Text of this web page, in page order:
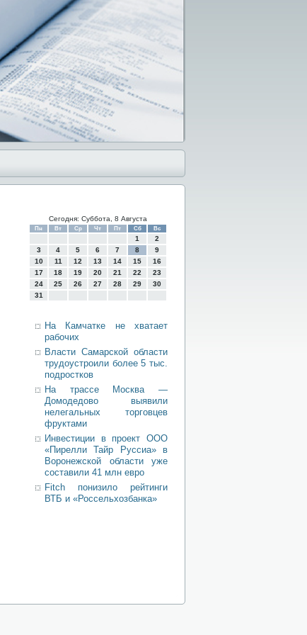
Сегодня: Суббота, 8 Августа
Пн Вт Ср Чт Пт Сб Вс
1
2
3
4 5 6 7 8
9
10
11 12 13 14 15
16
17
18 19 20 21 22
23
24
25 26 27 28 29
30
31
На Камчатке не хватает
рабочих
Власти Самарской области
трудоустроили более 5 тыс.
подростков
На трассе Москва —
Домодедово выявили
нелегальных торговцев
фруктами
Инвестиции в проект ООО
«Пирелли Тайр Руссиа» в
Воронежской области уже
составили 41 млн евро
Fitch понизило рейтинги
ВТБ и «Россельхозбанка»